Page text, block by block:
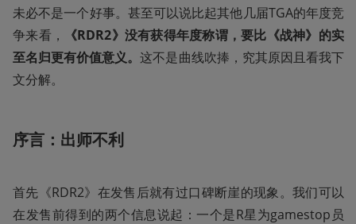
未必不是一个好事。甚至可以说比起其他几届TGA的年度竞
争来看，
《RDR2》没有获得年度称谓，要比《战神》的实
至名归更有价值意义。这不是曲线吹捧，究其原因且看我下
文分解。
序言：出师不利
首先《RDR2》在发售后就有过口碑断崖的现象。我们可以
在发售前得到的两个信息说起：一个是R星为gamestop员